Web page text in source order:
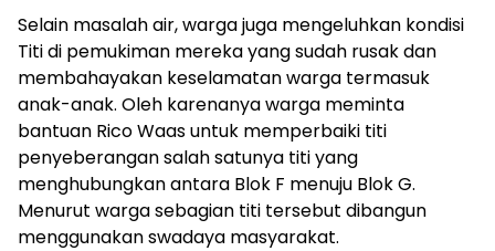
Selain masalah air, warga juga mengeluhkan kondisi
Titi di pemukiman mereka yang sudah rusak dan
membahayakan keselamatan warga termasuk
anak-anak. Oleh karenanya warga meminta
bantuan Rico Waas untuk memperbaiki titi
penyeberangan salah satunya titi yang
menghubungkan antara Blok F menuju Blok G.
Menurut warga sebagian titi tersebut dibangun
menggunakan swadaya masyarakat.